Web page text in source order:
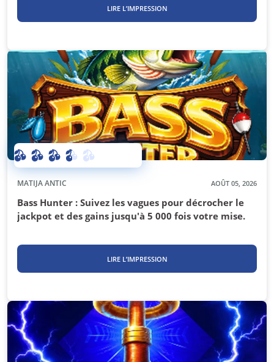
LIRE L’IMPRESSION
MATIJA ANTIC AOÛT 05, 2026
Bass Hunter : Suivez les vagues pour décrocher le
jackpot et des gains jusqu'à 5 000 fois votre mise.
LIRE L’IMPRESSION